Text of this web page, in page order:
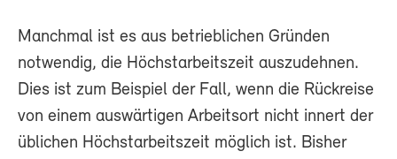
Manchmal ist es aus betrieblichen Gründen
notwendig, die Höchstarbeitszeit auszudehnen.
Dies ist zum Beispiel der Fall, wenn die Rückreise
von einem auswärtigen Arbeitsort nicht innert der
üblichen Höchstarbeitszeit möglich ist. Bisher